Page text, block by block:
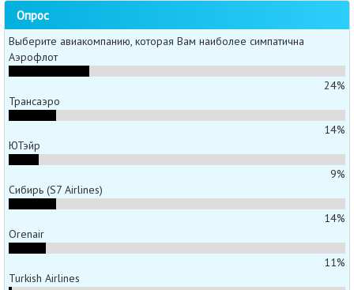
Опрос
Выберите авиакомпанию, которая Вам наиболее симпатична
Аэрофлот
24%
Трансаэро
14%
ЮТэйр
9%
Сибирь (S7 Airlines)
14%
Orenair
11%
Turkish Airlines